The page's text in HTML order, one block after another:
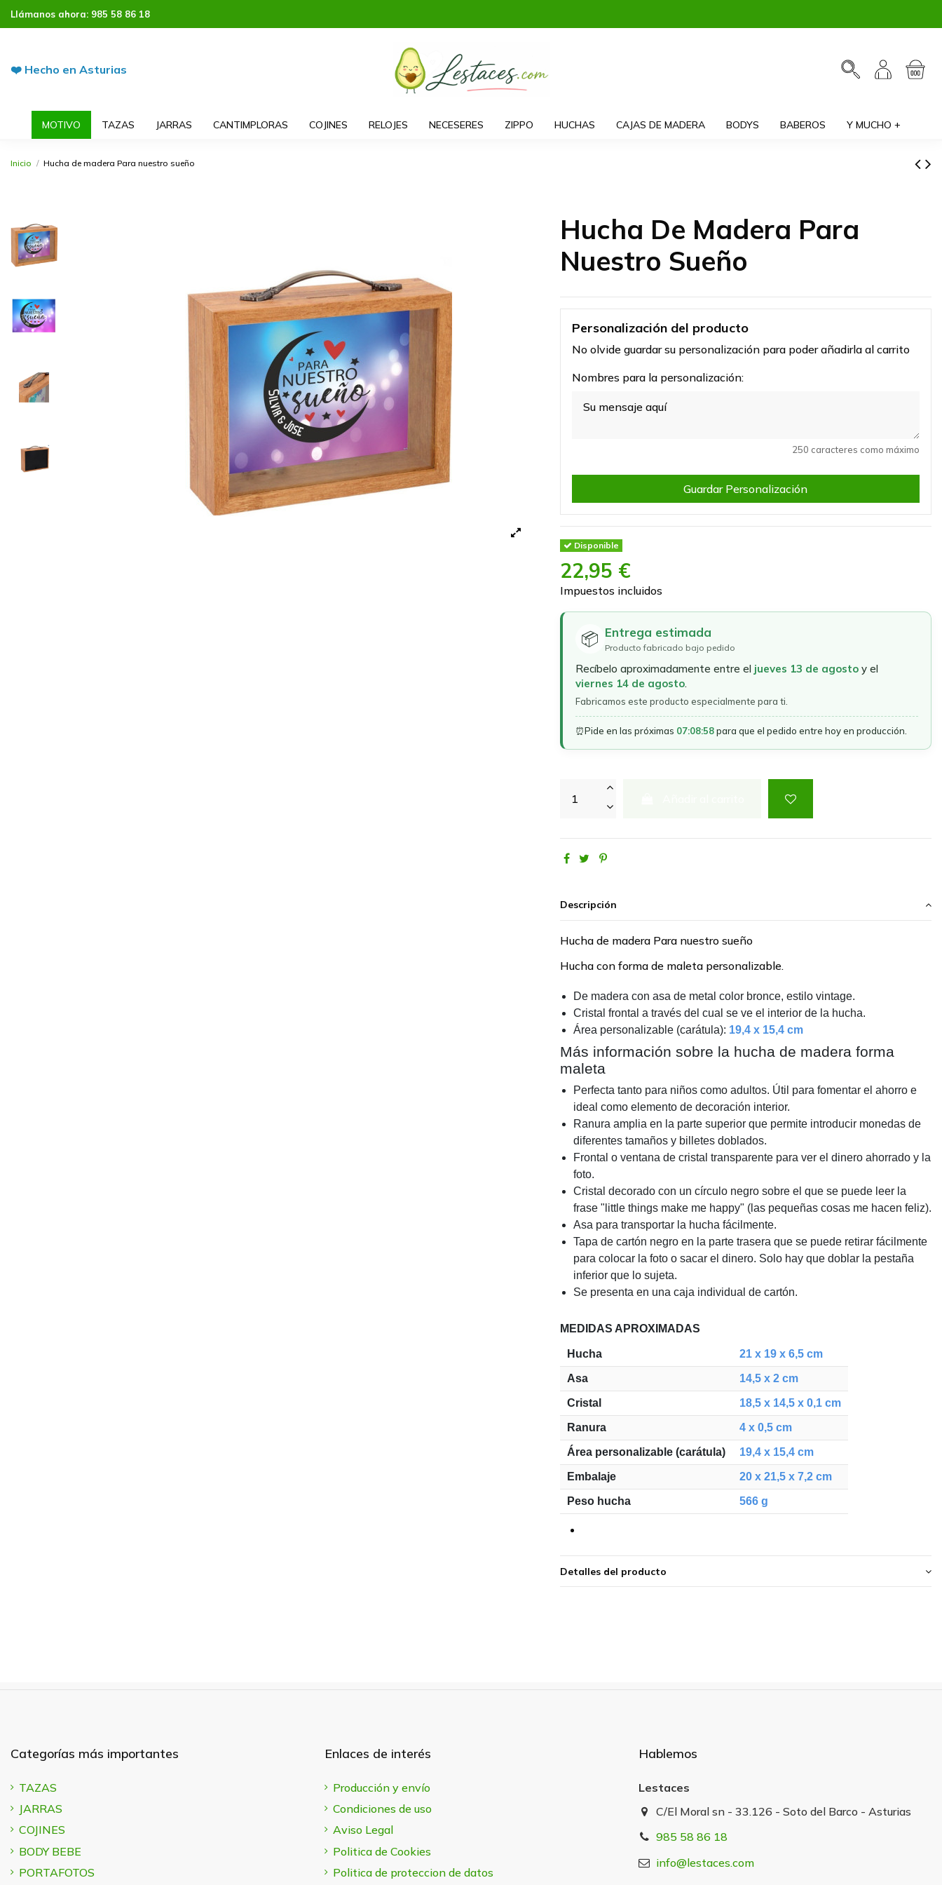
Llámanos ahora: 985 58 86 18
❤️ Hecho en Asturias
MOTIVO TAZAS JARRAS CANTIMPLORAS COJINES RELOJES NECESERES ZIPPO HUCHAS CAJAS DE MADERA BODYS BABEROS Y MUCHO +
Inicio Hucha de madera Para nuestro sueño
Hucha De Madera Para
Nuestro Sueño
Personalización del producto
No olvide guardar su personalización para poder añadirla al carrito
Nombres para la personalización:
250 caracteres como máximo
Guardar Personalización
Disponible
22,95 €
Impuestos incluidos
📦 Entrega estimada
Producto fabricado bajo pedido
Recíbelo aproximadamente entre el jueves 13 de agostoy el
viernes 14 de agosto.
Fabricamos este producto especialmente para ti.
⏰Pide en las próximas 07:08:57para que el pedido entre hoy en producción.
Descripción
Hucha de madera Para nuestro sueño
Hucha con forma de maleta personalizable.
De madera con asa de metal color bronce, estilo vintage.
Cristal frontal a través del cual se ve el interior de la hucha.
Área personalizable (carátula): 19,4 x 15,4 cm
Más información sobre la hucha de madera forma
maleta
Perfecta tanto para niños como adultos. Útil para fomentar el ahorro e
ideal como elemento de decoración interior.
Ranura amplia en la parte superior que permite introducir monedas de
diferentes tamaños y billetes doblados.
Frontal o ventana de cristal transparente para ver el dinero ahorrado y la
foto.
Cristal decorado con un círculo negro sobre el que se puede leer la
frase "little things make me happy" (las pequeñas cosas me hacen feliz).
Asa para transportar la hucha fácilmente.
Tapa de cartón negro en la parte trasera que se puede retirar fácilmente
para colocar la foto o sacar el dinero. Solo hay que doblar la pestaña
inferior que lo sujeta.
Se presenta en una caja individual de cartón.
MEDIDAS APROXIMADAS
Hucha 21 x 19 x 6,5 cm
Asa 14,5 x 2 cm
Cristal 18,5 x 14,5 x 0,1 cm
Ranura 4 x 0,5 cm
Área personalizable (carátula) 19,4 x 15,4 cm
Embalaje 20 x 21,5 x 7,2 cm
Peso hucha 566 g
Detalles del producto
Categorías más importantes
TAZAS
JARRAS
COJINES
BODY BEBE
PORTAFOTOS
Enlaces de interés
Producción y envío
Condiciones de uso
Aviso Legal
Politica de Cookies
Politica de proteccion de datos
Hablemos
Lestaces
C/El Moral sn - 33.126 - Soto del Barco - Asturias
985 58 86 18
info@lestaces.com